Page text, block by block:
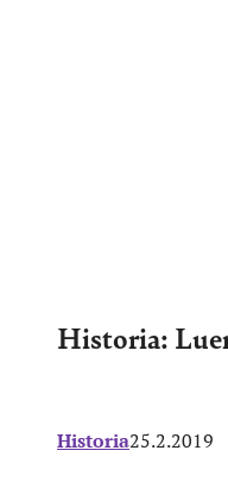
Historia:
Historia25.2.2019